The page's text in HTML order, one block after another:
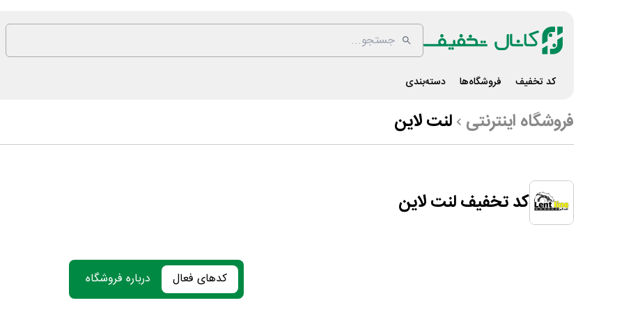
کد تخفیف فروشگاه‌ها دسته‌بندی
فروشگاه اینترنتی لنت لاین
کد تخفیف لنت لاین
کدهای فعال درباره فروشگاه